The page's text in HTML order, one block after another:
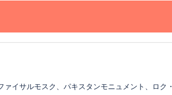
イサルモスク、パキスタンモニュメント、ロク